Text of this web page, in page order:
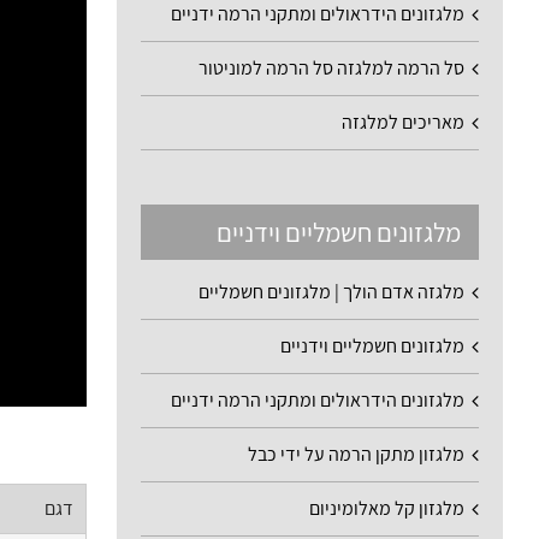
דגם
מלגזונים הידראולים ומתקני הרמה ידניים
סל הרמה למלגזה סל הרמה למוניטור
מאריכים למלגזה
מלגזונים חשמליים וידניים
מלגזה אדם הולך | מלגזונים חשמליים
מלגזונים חשמליים וידניים
מלגזונים הידראולים ומתקני הרמה ידניים
מלגזון מתקן הרמה על ידי כבל
מלגזון קל מאלומיניום